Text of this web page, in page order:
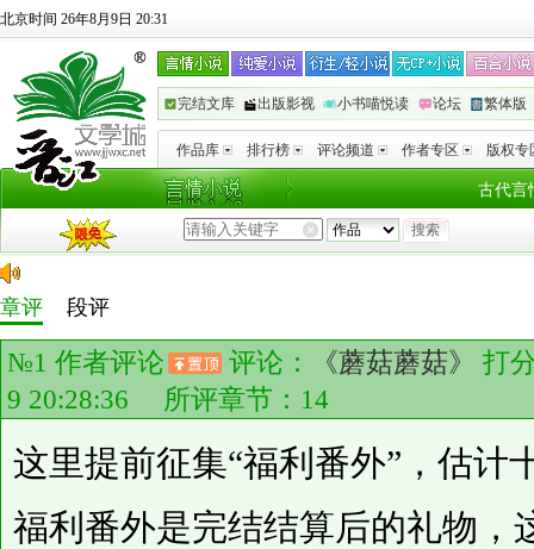
北京时间 26年8月9日 20:31
完结文库 出版影视 小书喵悦读 论坛 繁体版
作品库 排行榜 评论频道 作者专区 版权专
古代言
章评 段评
№1 作者评论 评论： 《蘑菇蘑菇》
打
9 20:28:36 所评章节： 14
这里提前征集“福利番外”，估计
福利番外是完结结算后的礼物，